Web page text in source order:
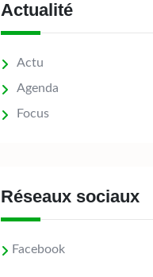
Actualité
Actu
Agenda
Focus
Réseaux sociaux
Facebook